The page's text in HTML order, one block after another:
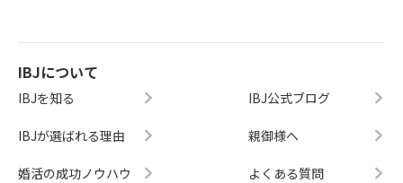
IBJについて
IBJを知る
IBJが選ばれる理由
婚活の成功ノウハウ
IBJ公式ブログ
親御様へ
よくある質問